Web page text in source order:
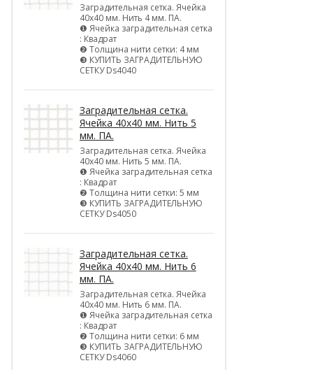
Заградительная сетка. Ячейка
40х40 мм. Нить 4 мм. ПА.
❶ Ячейка заградительная сетка
: Квадрат
❷ Толщина нити сетки: 4 мм
❸ КУПИТЬ ЗАГРАДИТЕЛЬНУЮ
СЕТКУ Ds4040
Заградительная сетка.
Ячейка 40х40 мм. Нить 5
мм. ПА.
Заградительная сетка. Ячейка
40х40 мм. Нить 5 мм. ПА.
❶ Ячейка заградительная сетка
: Квадрат
❷ Толщина нити сетки: 5 мм
❸ КУПИТЬ ЗАГРАДИТЕЛЬНУЮ
СЕТКУ Ds4050
Заградительная сетка.
Ячейка 40х40 мм. Нить 6
мм. ПА.
Заградительная сетка. Ячейка
40х40 мм. Нить 6 мм. ПА.
❶ Ячейка заградительная сетка
: Квадрат
❷ Толщина нити сетки: 6 мм
❸ КУПИТЬ ЗАГРАДИТЕЛЬНУЮ
СЕТКУ Ds4060